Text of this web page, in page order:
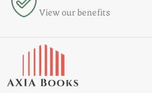
View our benefits